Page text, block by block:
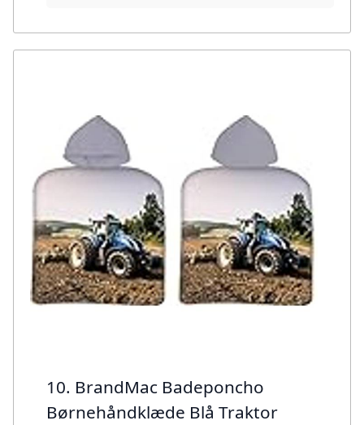
10. BrandMac Badeponcho
Børnehåndklæde Blå Traktor